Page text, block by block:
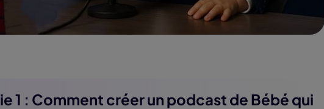
1 : Comment créer un podcast de Bébé qui